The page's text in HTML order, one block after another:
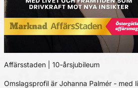
Affärsstaden | 10-årsjubileum
Omslagsprofil är Johanna Palmér - med